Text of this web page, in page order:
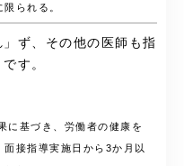
られる。
」ず、その他の医師も指
す。
に基づき、労働者の健康を
接指導実施日から3か月以